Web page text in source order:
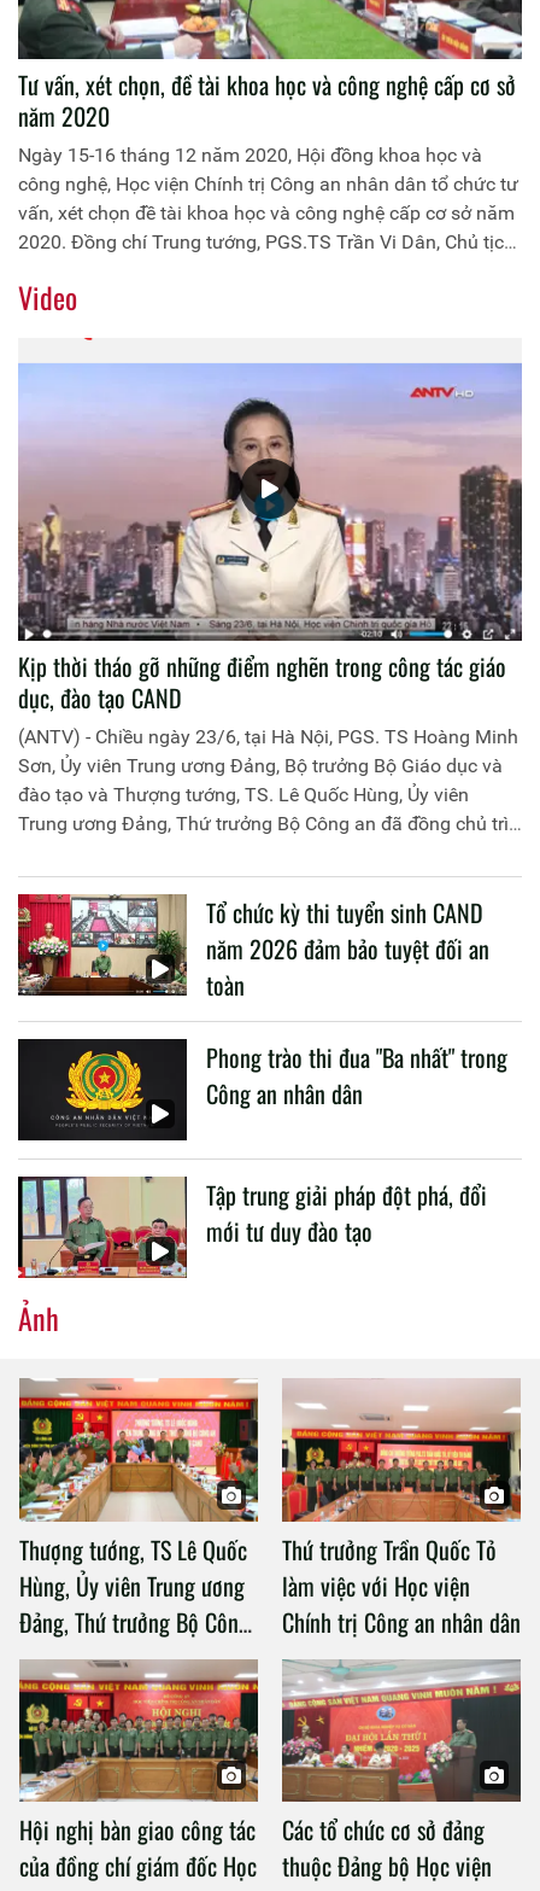
Tư vấn, xét chọn, đề tài khoa học và công nghệ cấp cơ sở
năm 2020
Ngày 15-16 tháng 12 năm 2020, Hội đồng khoa học và
công nghệ, Học viện Chính trị Công an nhân dân tổ chức tư
vấn, xét chọn đề tài khoa học và công nghệ cấp cơ sở năm
2020. Đồng chí Trung tướng, PGS.TS Trần Vi Dân, Chủ tịch
trị Công an nhân dân làm Chủ tịch Hội đồng tư vấn, xét
Giám đốc Học viện Chính trị Công an nhân dân làm Chủ
tịch Hội đồng tư vấn, xét chọn 2. Tham dự Hội đồng tư vấn,
xét chọn còn có các nhà khoa học, chuyên gia cao cấp, đại
diện các đơn vị chức năng trong Học viện.
Video
Kịp thời tháo gỡ những điểm nghẽn trong công tác giáo
dục, đào tạo CAND
(ANTV) - Chiều ngày 23/6, tại Hà Nội, PGS. TS Hoàng Minh
Sơn, Ủy viên Trung ương Đảng, Bộ trưởng Bộ Giáo dục và
đào tạo và Thượng tướng, TS. Lê Quốc Hùng, Ủy viên
Trung ương Đảng, Thứ trưởng Bộ Công an đã đồng chủ trì
liên quan đến công tác giáo dục và đào tạo của lực lượng
CAND.
Tổ chức kỳ thi tuyển sinh CAND
năm 2026 đảm bảo tuyệt đối an
toàn
Phong trào thi đua "Ba nhất" trong
Công an nhân dân
Tập trung giải pháp đột phá, đổi
mới tư duy đào tạo
Ảnh
Thượng tướng, TS Lê Quốc
Hùng, Ủy viên Trung ương
Đảng, Thứ trưởng Bộ Công
an làm việc với Học viện
Chính trị Công an nhân dân
Thứ trưởng Trần Quốc Tỏ
làm việc với Học viện
Chính trị Công an nhân dân
Hội nghị bàn giao công tác
của đồng chí giám đốc Học
Các tổ chức cơ sở đảng
thuộc Đảng bộ Học viện